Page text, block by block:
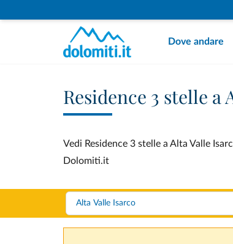
Dove andare
Residence 3 stelle a
Vedi Residence 3 stelle a Alta Valle
Dolomiti.it